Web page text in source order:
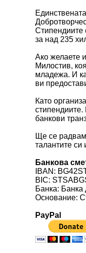
Стипендиите
за над 235
Ако желаете
Милостив,
младежа. И
ви
Като
стипендиите.
банкови
Ще се
талантите
Банкова
IBAN:
BIC:
Банка:
Основание:
PayPal